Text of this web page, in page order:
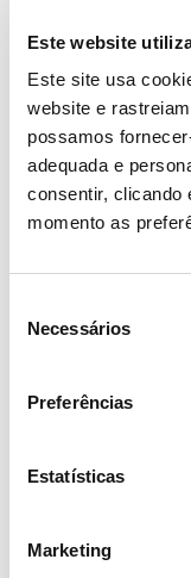
Este website
Este site usa
website e
possamos
adequada e
consentir, clicando
momento as
Necessários
Preferências
Estatísticas
Marketing
ORGÃOS
POLÍTICAS
RELATÓRIOS